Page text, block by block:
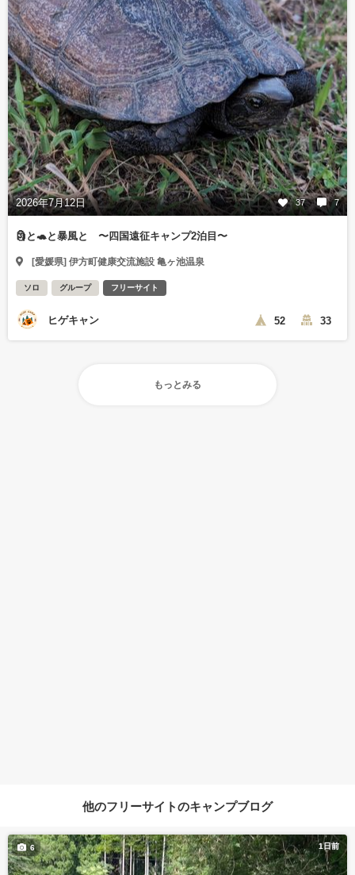
2026年7月12日 37 7
🗿と🐢と暴風と 〜四国遠征キャンプ2泊目〜
[愛媛県] 伊方町健康交流施設 亀ヶ池温泉
ソロ グループ フリーサイト
ヒゲキャン 52 33
もっとみる
他のフリーサイトのキャンプブログ
1日前
6